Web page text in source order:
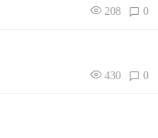
208 0
430 0